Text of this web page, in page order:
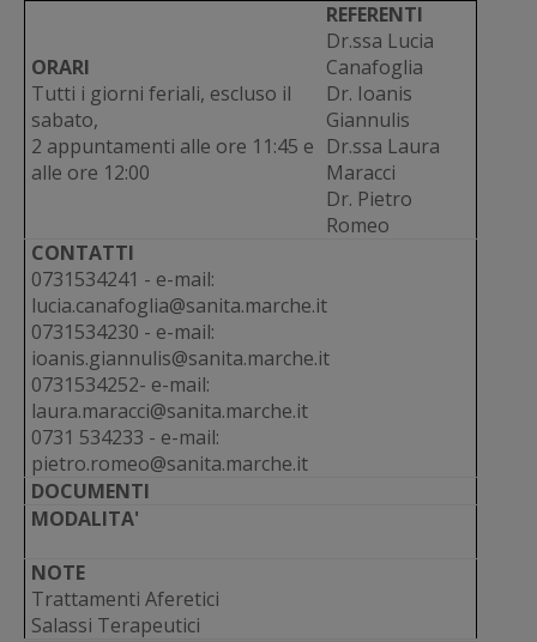
ORARI
Tutti i giorni feriali, escluso il
sabato,
2 appuntamenti alle ore 11:45 e
alle ore 12:00
REFERENTI
Dr.ssa Lucia
Canafoglia
Dr. Ioanis
Giannulis
Dr.ssa Laura
Maracci
Dr. Pietro
Romeo
CONTATTI
0731534241 - e-mail:
lucia.canafoglia@sanita.marche.it
0731534230 - e-mail:
ioanis.giannulis@sanita.marche.it
0731534252- e-mail:
laura.maracci@sanita.marche.it
0731 534233 - e-mail:
pietro.romeo@sanita.marche.it
DOCUMENTI
MODALITA'
NOTE
Trattamenti Aferetici
Salassi Terapeutici